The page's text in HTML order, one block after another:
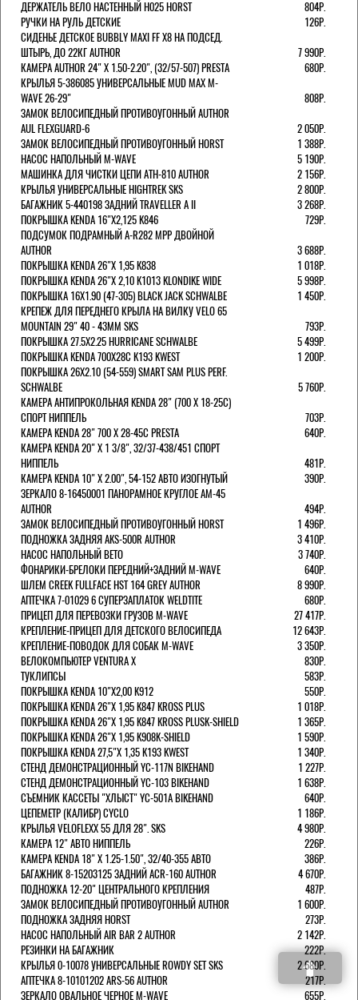
ДЕРЖАТЕЛЬ ВЕЛО НАСТЕННЫЙ H025 HORST
804Р.
РУЧКИ НА РУЛЬ ДЕТСКИЕ
126Р.
СИДЕНЬЕ ДЕТСКОЕ BUBBLY MAXI FF X8 НА ПОДСЕД.
ШТЫРЬ, ДО 22КГ AUTHOR
7 990Р.
КАМЕРА AUTHOR 24" Х 1.50-2.20", (32/57-507) PRESTA
680Р.
КРЫЛЬЯ 5-386085 УНИВЕРСАЛЬНЫЕ MUD MAX M-
WAVE 26-29"
808Р.
ЗАМОК ВЕЛОСИПЕДНЫЙ ПРОТИВОУГОННЫЙ AUTHOR
AUL FLEXGUARD-6
2 050Р.
ЗАМОК ВЕЛОСИПЕДНЫЙ ПРОТИВОУГОННЫЙ HORST
1 388Р.
НАСОС НАПОЛЬНЫЙ M-WAVE
5 190Р.
МАШИНКА ДЛЯ ЧИСТКИ ЦЕПИ ATH-810 AUTHOR
2 156Р.
КРЫЛЬЯ УНИВЕРСАЛЬНЫЕ HIGHTREK SKS
2 800Р.
БАГАЖНИК 5-440198 ЗАДНИЙ TRAVELLER A II
3 268Р.
ПОКРЫШКА KENDA 16"Х2,125 K846
729Р.
ПОДСУМОК ПОДРАМНЫЙ A-R282 MPP ДВОЙНОЙ
AUTHOR
3 688Р.
ПОКРЫШКА KENDA 26"Х 1,95 K838
1 018Р.
ПОКРЫШКА KENDA 26"Х 2,10 K1013 KLONDIKE WIDE
5 998Р.
ПОКРЫШКА 16X1.90 (47-305) BLACK JACK SCHWALBE
1 450Р.
КРЕПЕЖ ДЛЯ ПЕРЕДНЕГО КРЫЛА НА ВИЛКУ VELO 65
MOUNTAIN 29" 40 - 43ММ SKS
793Р.
ПОКРЫШКА 27.5X2.25 HURRICANE SCHWALBE
5 499Р.
ПОКРЫШКА KENDA 700Х28С K193 KWEST
1 200Р.
ПОКРЫШКА 26X2.10 (54-559) SMART SAM PLUS PERF.
SCHWALBE
5 760Р.
КАМЕРА АНТИПРОКОЛЬНАЯ KENDA 28" (700 Х 18-25C)
СПОРТ НИППЕЛЬ
703Р.
КАМЕРА KENDA 28" 700 Х 28-45С PRESTA
640Р.
КАМЕРА KENDA 20" Х 1 3/8", 32/37-438/451 СПОРТ
НИППЕЛЬ
481Р.
КАМЕРА KENDA 10" Х 2.00", 54-152 АВТО ИЗОГНУТЫЙ
390Р.
ЗЕРКАЛО 8-16450001 ПАНОРАМНОЕ КРУГЛОЕ AM-45
AUTHOR
494Р.
ЗАМОК ВЕЛОСИПЕДНЫЙ ПРОТИВОУГОННЫЙ HORST
1 496Р.
ПОДНОЖКА ЗАДНЯЯ AKS-500R AUTHOR
3 410Р.
НАСОС НАПОЛЬНЫЙ BETO
3 740Р.
ФОНАРИКИ-БРЕЛОКИ ПЕРЕДНИЙ+ЗАДНИЙ M-WAVE
640Р.
ШЛЕМ CREEK FULLFACE HST 164 GREY AUTHOR
8 990Р.
АПТЕЧКА 7-01029 6 СУПЕРЗАПЛАТОК WELDTITE
680Р.
ПРИЦЕП ДЛЯ ПЕРЕВОЗКИ ГРУЗОВ M-WAVE
27 417Р.
КРЕПЛЕНИЕ-ПРИЦЕП ДЛЯ ДЕТСКОГО ВЕЛОСИПЕДА
12 643Р.
КРЕПЛЕНИЕ-ПОВОДОК ДЛЯ СОБАК M-WAVE
3 350Р.
ВЕЛОКОМПЬЮТЕР VENTURA Х
830Р.
ТУКЛИПСЫ
583Р.
ПОКРЫШКА KENDA 10"Х2,00 K912
550Р.
ПОКРЫШКА KENDA 26"Х 1,95 K847 KROSS PLUS
1 018Р.
ПОКРЫШКА KENDA 26"Х 1,95 K847 KROSS PLUSK-SHIELD
1 365Р.
ПОКРЫШКА KENDA 26"Х 1,95 K908K-SHIELD
1 590Р.
ПОКРЫШКА KENDA 27,5"Х 1,35 K193 KWEST
1 340Р.
СТЕНД ДЕМОНСТРАЦИОННЫЙ YC-117N BIKEHAND
1 227Р.
СТЕНД ДЕМОНСТРАЦИОННЫЙ YC-103 BIKEHAND
1 638Р.
СЪЕМНИК КАССЕТЫ "ХЛЫСТ" YC-501A BIKEHAND
640Р.
ЦЕПЕМЕТР (КАЛИБР) CYCLO
1 186Р.
КРЫЛЬЯ VELOFLEXX 55 ДЛЯ 28". SKS
4 980Р.
КАМЕРА 12" АВТО НИППЕЛЬ
226Р.
КАМЕРА KENDA 18" Х 1.25-1.50", 32/40-355 АВТО
386Р.
БАГАЖНИК 8-15203125 ЗАДНИЙ ACR-160 AUTHOR
4 670Р.
ПОДНОЖКА 12-20" ЦЕНТРАЛЬНОГО КРЕПЛЕНИЯ
487Р.
ЗАМОК ВЕЛОСИПЕДНЫЙ ПРОТИВОУГОННЫЙ AUTHOR
1 600Р.
ПОДНОЖКА ЗАДНЯЯ HORST
273Р.
НАСОС НАПОЛЬНЫЙ AIR BAR 2 AUTHOR
2 142Р.
РЕЗИНКИ НА БАГАЖНИК
222Р.
КРЫЛЬЯ 0-10078 УНИВЕРСАЛЬНЫЕ ROWDY SET SKS
2 680Р.
АПТЕЧКА 8-10101202 ARS-56 AUTHOR
217Р.
ЗЕРКАЛО ОВАЛЬНОЕ ЧЕРНОЕ M-WAVE
655Р.